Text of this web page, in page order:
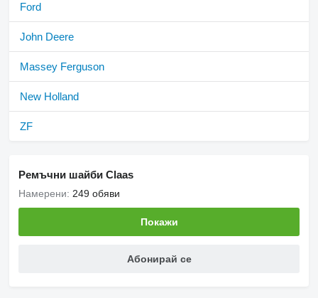
Ford
John Deere
Massey Ferguson
New Holland
ZF
Ремъчни шайби Claas
Намерени: 249 обяви
Покажи
Абонирай се